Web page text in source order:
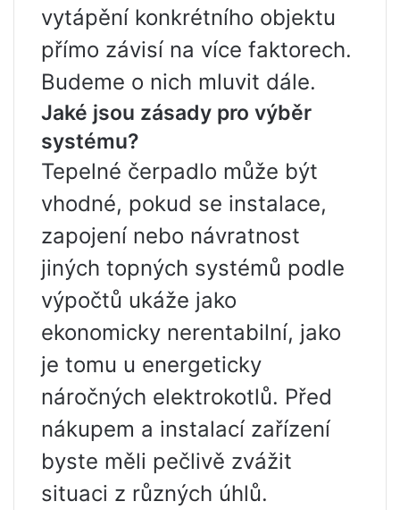
vytápění konkrétního objektu
přímo závisí na více faktorech.
Budeme o nich mluvit dále.
Jaké jsou zásady pro výběr
systému?
Tepelné čerpadlo může být
vhodné, pokud se instalace,
zapojení nebo návratnost
jiných topných systémů podle
výpočtů ukáže jako
ekonomicky nerentabilní, jako
je tomu u energeticky
náročných elektrokotlů. Před
nákupem a instalací zařízení
byste měli pečlivě zvážit
situaci z různých úhlů.